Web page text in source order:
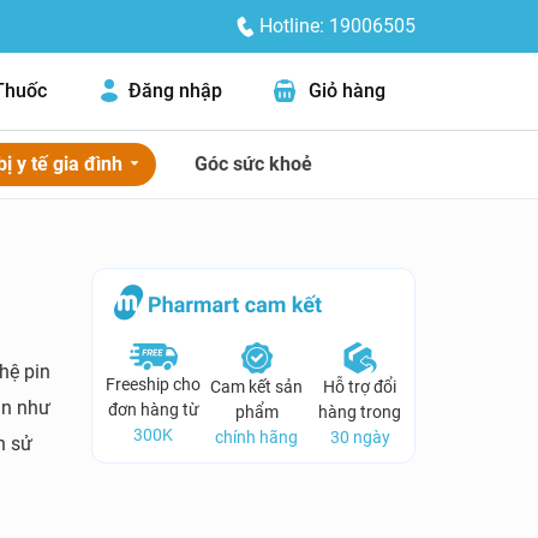
Hotline: 19006505
Đăng nhập Giỏ hàng
y tế gia đình Góc sức khoẻ
pin
như
sử
Freeship cho
đơn hàng từ
300K
Cam kết sản
phẩm
chính hãng
Hỗ trợ đổi
hàng trong
30 ngày